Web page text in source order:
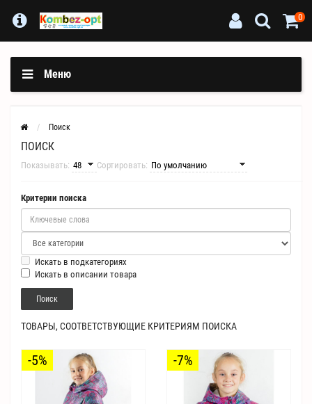
0
Меню
Поиск
ПОИСК
Показывать: Сортировать:
Критерии поиска
Искать в подкатегориях
Искать в описании товара
ТОВАРЫ, СООТВЕТСТВУЮЩИЕ КРИТЕРИЯМ ПОИСКА
-5% -7%